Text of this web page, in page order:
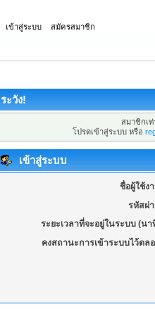
เข้าสู่ระบบ สมัครสมาชิก
ระวัง!
สมาชิกเ
โปรดเข้าสู่ระบบ หรือ
เข้าสู่ระบบ
ชื่อผู้ใช้ง
รหัสผ่
ระยะเวลาที่จะอยู่ในระบบ (นา
คงสถานะการเข้าระบบไว้ตล